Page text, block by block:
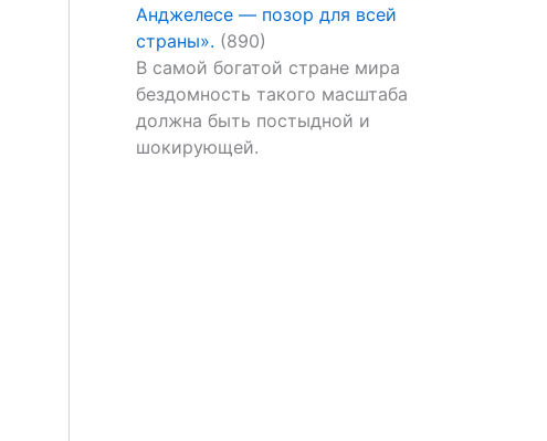
Анджелесе — позор для всей
страны». (890)
В самой богатой стране мира
бездомность такого масштаба
должна быть постыдной и
шокирующей.